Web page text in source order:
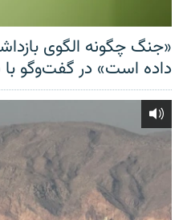
«جنگ چگونه الگوی
داده است» در گفت‌وگو با